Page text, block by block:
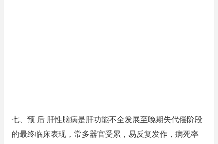
七、预 后 肝性脑病是肝功能不全发展至晚期失代偿阶段
的最终临床表现，常多器官受累，易反复发作，病死率